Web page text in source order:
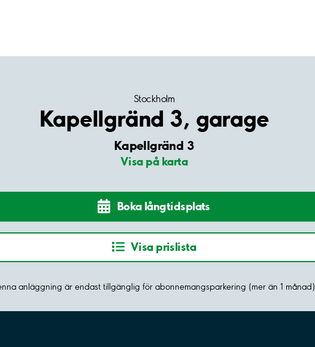
Stockholm
Kapellgränd 3, garage
Kapellgränd 3
Visa på karta
Boka långtidsplats
Visa prislista
anläggning är endast tillgänglig för abonnemangsparkering (mer än 1 månad).